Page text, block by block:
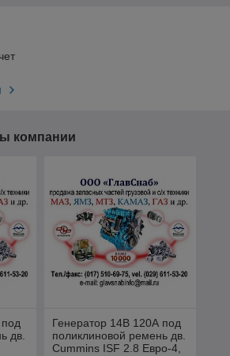
компании
дв.
Генератор 14В 120А под
поликлиновой ремень дв.
Cummins ISF 2.8 Eвро-4,